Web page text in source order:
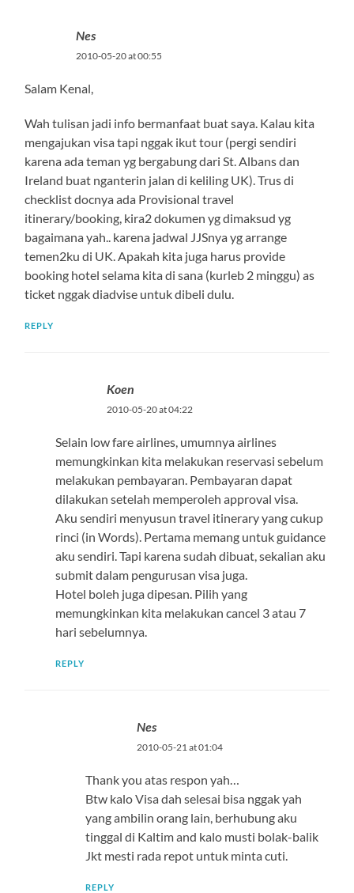
Nes
2010-05-20 at 00:55
Salam Kenal,
Wah tulisan jadi info bermanfaat buat saya. Kalau kita
mengajukan visa tapi nggak ikut tour (pergi sendiri
karena ada teman yg bergabung dari St. Albans dan
Ireland buat nganterin jalan di keliling UK). Trus di
checklist docnya ada Provisional travel
itinerary/booking, kira2 dokumen yg dimaksud yg
bagaimana yah.. karena jadwal JJSnya yg arrange
temen2ku di UK. Apakah kita juga harus provide
booking hotel selama kita di sana (kurleb 2 minggu) as
ticket nggak diadvise untuk dibeli dulu.
REPLY
Koen
2010-05-20 at 04:22
Selain low fare airlines, umumnya airlines
memungkinkan kita melakukan reservasi sebelum
melakukan pembayaran. Pembayaran dapat
dilakukan setelah memperoleh approval visa.
Aku sendiri menyusun travel itinerary yang cukup
rinci (in Words). Pertama memang untuk guidance
aku sendiri. Tapi karena sudah dibuat, sekalian aku
submit dalam pengurusan visa juga.
Hotel boleh juga dipesan. Pilih yang
memungkinkan kita melakukan cancel 3 atau 7
hari sebelumnya.
REPLY
Nes
2010-05-21 at 01:04
Thank you atas respon yah…
Btw kalo Visa dah selesai bisa nggak yah
yang ambilin orang lain, berhubung aku
tinggal di Kaltim and kalo musti bolak-balik
Jkt mesti rada repot untuk minta cuti.
REPLY